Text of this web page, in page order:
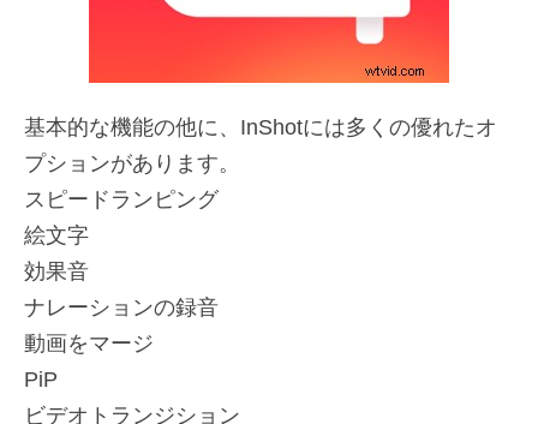
基本的な機能の他に、InShotには多くの優れたオ
プションがあります。
スピードランピング
絵文字
効果音
ナレーションの録音
動画をマージ
PiP
ビデオトランジション